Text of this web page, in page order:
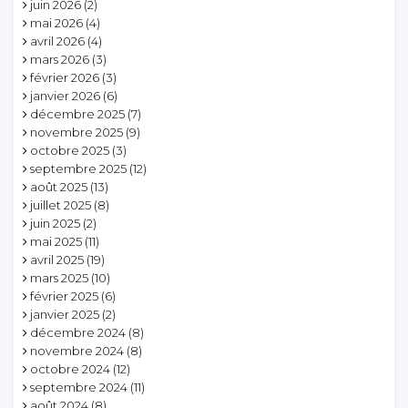
juin 2026 (2)
mai 2026 (4)
avril 2026 (4)
mars 2026 (3)
février 2026 (3)
janvier 2026 (6)
décembre 2025 (7)
novembre 2025 (9)
octobre 2025 (3)
septembre 2025 (12)
août 2025 (13)
juillet 2025 (8)
juin 2025 (2)
mai 2025 (11)
avril 2025 (19)
mars 2025 (10)
février 2025 (6)
janvier 2025 (2)
décembre 2024 (8)
novembre 2024 (8)
octobre 2024 (12)
septembre 2024 (11)